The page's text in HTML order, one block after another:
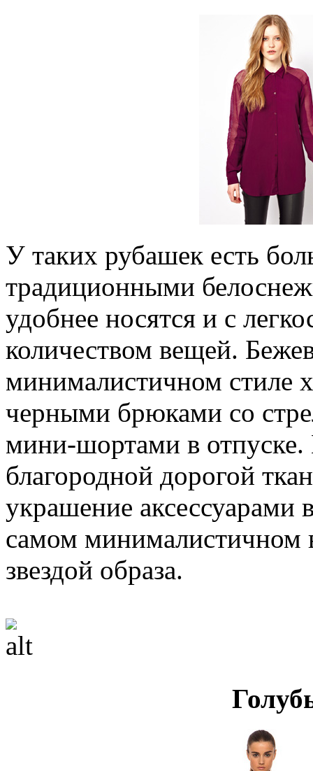
У таких рубашек есть
традиционными
удобнее носятся и с
количеством вещей.
минималистичном стиле
черными брюками со
мини-шортами в
благородной дорогой
украшение аксессуарами
самом минималистичном
звездой образа.